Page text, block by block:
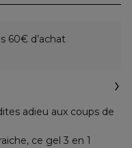
60€ d’achat
adieu aux coups de
ce gel 3 en 1